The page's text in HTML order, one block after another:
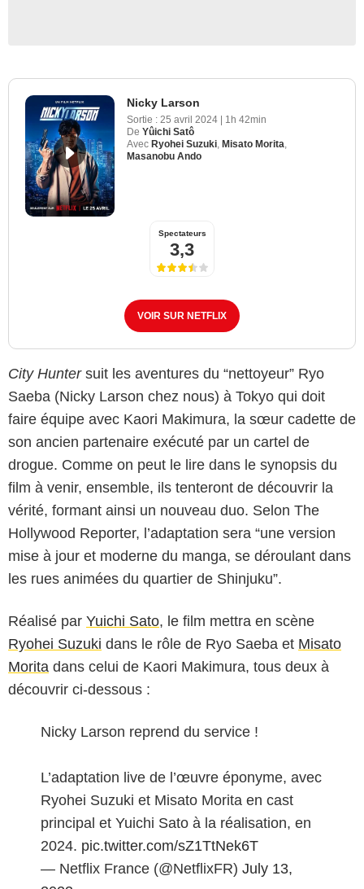
Nicky Larson
Sortie : 25 avril 2024 | 1h 42min
De Yûichi Satô
Avec Ryohei Suzuki Misato Morita
Masanobu Ando
Spectateurs
3,3
VOIR SUR NETFLIX
City Huntersuit les aventures du “nettoyeur” Ryo
Saeba (Nicky Larson chez nous) à Tokyo qui doit
faire équipe avec Kaori Makimura, la sœur cadette de
son ancien partenaire exécuté par un cartel de
drogue. Comme on peut le lire dans le synopsis du
film à venir, ensemble, ils tenteront de découvrir la
vérité, formant ainsi un nouveau duo. Selon The
Hollywood Reporter, l’adaptation sera “une version
mise à jour et moderne du manga, se déroulant dans
les rues animées du quartier de Shinjuku”.
Réalisé par Yuichi Sato, le film mettra en scène
Ryohei Suzuki dans le rôle de Ryo Saeba et Misato
Morita dans celui de Kaori Makimura, tous deux à
découvrir ci-dessous :
Nicky Larson reprend du service !
L’adaptation live de l’œuvre éponyme, avec
Ryohei Suzuki et Misato Morita en cast
principal et Yuichi Sato à la réalisation, en
2024. pic.twitter.com/sZ1TtNek6T
— Netflix France (@NetflixFR) July 13,